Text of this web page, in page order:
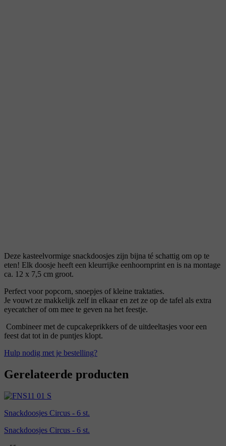
Deze kasteelvormige snackdoosjes zijn bijna té schattig om op te
eten! Elk doosje heeft een kleurrijke eenhoornprint en is na montage
ca. 12 x 7,5 cm groot.
Perfect voor popcorn, snoepjes of kleine traktaties.
Je vouwt ze makkelijk zelf in elkaar en zet ze op de tafel als extra
eyecatcher of om mee te geven na het feestje.
Combineer met de cupcakeprikkers of de uitdeeltasjes voor een
feest dat tot in de puntjes klopt.
Hulp nodig met je bestelling?
Gerelateerde producten
Snackdoosjes Circus - 6 st.
Snackdoosjes Circus - 6 st.